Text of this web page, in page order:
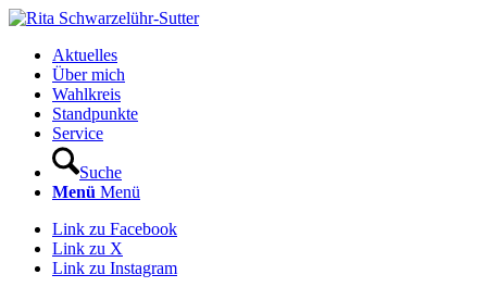
Aktuelles
Über mich
Wahlkreis
Standpunkte
Service
Suche
Menü Menü
Link zu Facebook
Link zu X
Link zu Instagram